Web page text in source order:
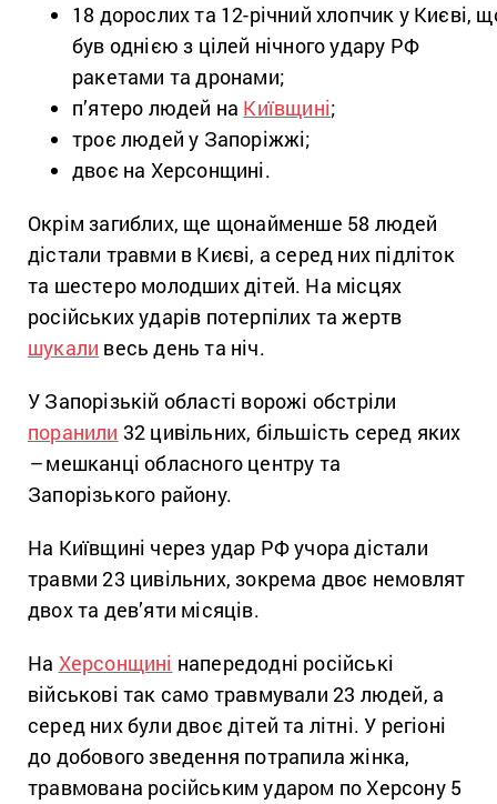
18 дорослих та 12-річний хлопчик у Києві,
був однією з цілей нічного удару РФ
ракетами та дронами;
п’ятеро людей на Київщині;
троє людей у Запоріжжі;
двоє на Херсонщині.
Окрім загиблих, ще щонайменше 58 людей
дістали травми в Києві, а серед них підліток
та шестеро молодших дітей. На місцях
російських ударів потерпілих та жертв
шукали весь день та ніч.
У Запорізькій області ворожі обстріли
поранили 32 цивільних, більшість серед яких
–мешканці обласного центру та
Запорізького району.
На Київщині через удар РФ учора дістали
травми 23 цивільних, зокрема двоє немовлят
двох та дев’яти місяців.
На Херсонщині напередодні російські
військові так само травмували 23 людей, а
серед них були двоє дітей та літні. У регіоні
до добового зведення потрапила жінка,
травмована російським ударом по Херсону 5